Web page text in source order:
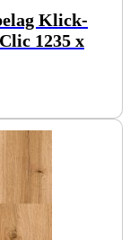
Klick-
1235 x